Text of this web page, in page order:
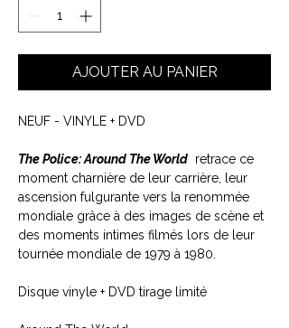
AJOUTER AU PANIER
NEUF - VINYLE + DVD
The Police: Around The World retrace ce
moment charnière de leur carrière, leur
ascension fulgurante vers la renommée
mondiale grâce à des images de scène et
des moments intimes filmés lors de leur
tournée mondiale de 1979 à 1980.
Disque vinyle + DVD tirage limité